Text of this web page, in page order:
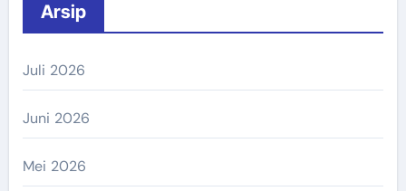
Arsip
Juli 2026
Juni 2026
Mei 2026